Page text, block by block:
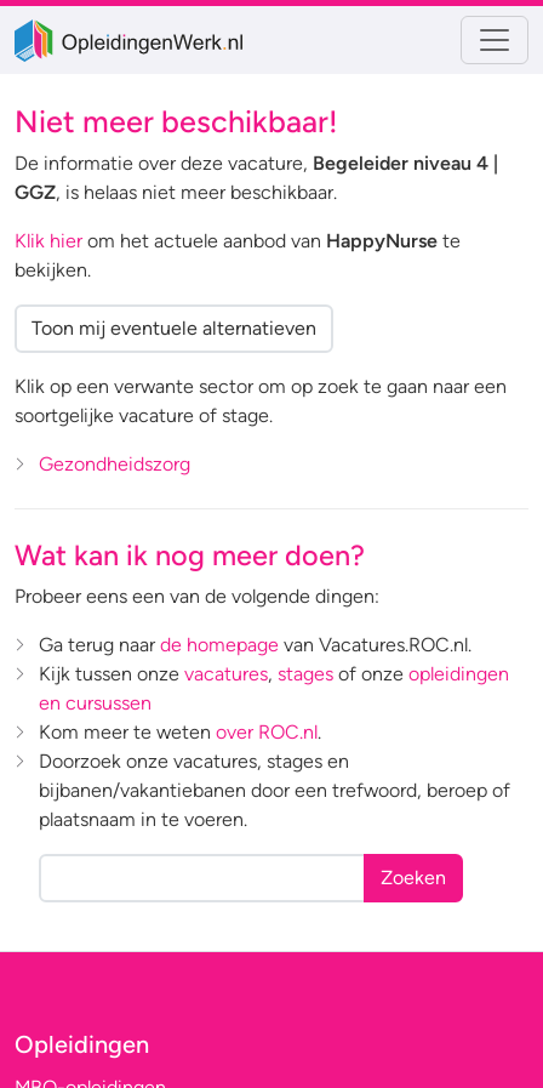
Niet meer beschikbaar!
De informatie over deze vacature, Begeleider niveau 4 |
GGZ, is helaas niet meer beschikbaar.
Klik hierom het actuele aanbod van HappyNurse te
bekijken.
Toon mij eventuele alternatieven
Klik op een verwante sector om op zoek te gaan naar een
soortgelijke vacature of stage.
Gezondheidszorg
Wat kan ik nog meer doen?
Probeer eens een van de volgende dingen:
Ga terug naar de homepage van Vacatures.ROC.nl.
Kijk tussen onze vacatures, stages of onze opleidingen
en cursussen
Kom meer te weten over ROC.nl.
Doorzoek onze vacatures, stages en
bijbanen/vakantiebanen door een trefwoord, beroep of
plaatsnaam in te voeren.
Zoeken
Opleidingen